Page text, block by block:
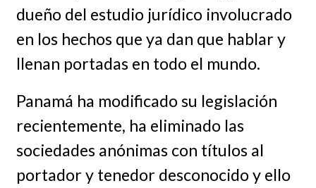
dueño del estudio jurídico involucrado
en los hechos que ya dan que hablar y
llenan portadas en todo el mundo.
Panamá ha modificado su legislación
recientemente, ha eliminado las
sociedades anónimas con títulos al
portador y tenedor desconocido y ello